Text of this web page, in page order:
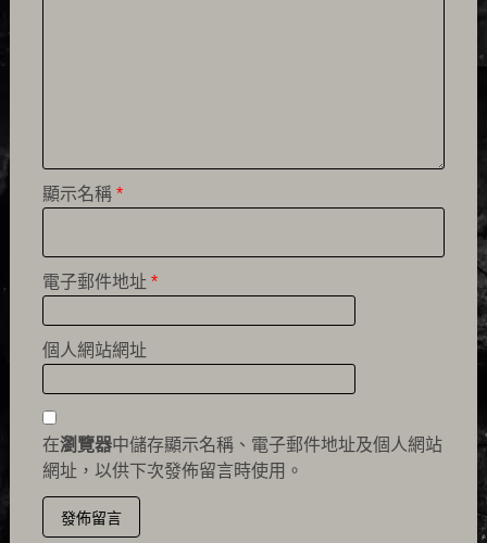
顯示名稱 *
電子郵件地址 *
個人網站網址
在瀏覽器中儲存顯示名稱、電子郵件地址及個人網站
網址，以供下次發佈留言時使用。